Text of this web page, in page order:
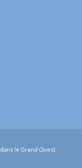
dans le Grand Ouest